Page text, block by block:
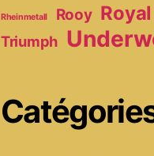
Rheinmetall Rooy Royal
Triumph